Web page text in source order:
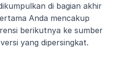
di bagian akhir
Anda mencakup
berikutnya ke sumber
yang dipersingkat.